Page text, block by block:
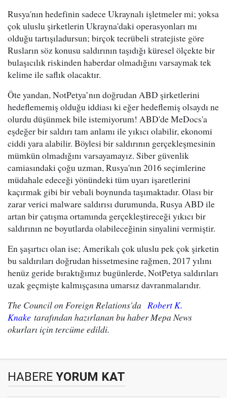
Rusya'nın hedefinin sadece Ukraynalı işletmeler mi; yoksa
çok uluslu şirketlerin Ukrayna'daki operasyonları mı
olduğu tartışıladursun; birçok tecrübeli stratejiste göre
Rusların söz konusu saldırının taşıdığı küresel ölçekte bir
bulaşıcılık riskinden haberdar olmadığını varsaymak tek
kelime ile saflık olacaktır.
Öte yandan, NotPetya’nın doğrudan ABD şirketlerini
hedeflememiş olduğu iddiası ki eğer hedeflemiş olsaydı ne
olurdu düşünmek bile istemiyorum! ABD'de MeDocs'a
eşdeğer bir saldırı tam anlamı ile yıkıcı olabilir, ekonomi
ciddi yara alabilir. Böylesi bir saldırının gerçekleşmesinin
mümkün olmadığını varsayamayız. Siber güvenlik
camiasındaki çoğu uzman, Rusya'nın 2016 seçimlerine
müdahale edeceği yönündeki tüm uyarı işaretlerini
kaçırmak gibi bir vebali boynunda taşımaktadır. Olası bir
zarar verici malware saldırısı durumunda, Rusya ABD ile
artan bir çatışma ortamında gerçekleştireceği yıkıcı bir
saldırının ne boyutlarda olabileceğinin sinyalini vermiştir.
En şaşırtıcı olan ise; Amerikalı çok uluslu pek çok şirketin
bu saldırıları doğrudan hissetmesine rağmen, 2017 yılını
henüz geride bıraktığımız bugünlerde, NotPetya saldırıları
uzak geçmişte kalmışçasına umarsız davranmalarıdır.
The Council on Foreign Relations'da Robert K.
Knake tarafından hazırlanan bu haber Mepa News
okurları için tercüme edildi.
HABERE YORUM KAT